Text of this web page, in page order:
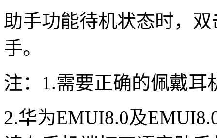
助手功能待机状态时，
手。
注：1.需要正确的佩戴耳
2.华为EMUI8.0及